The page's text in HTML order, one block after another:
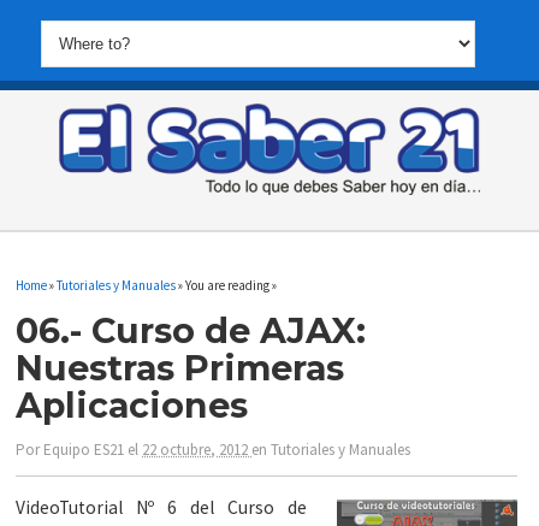
Home»Tutoriales y Manuales» You are reading »
06.- Curso de AJAX:
Nuestras Primeras
Aplicaciones
PorEquipo ES21 el 22 octubre, 2012 enTutoriales y Manuales
VideoTutorial Nº 6 del Curso de